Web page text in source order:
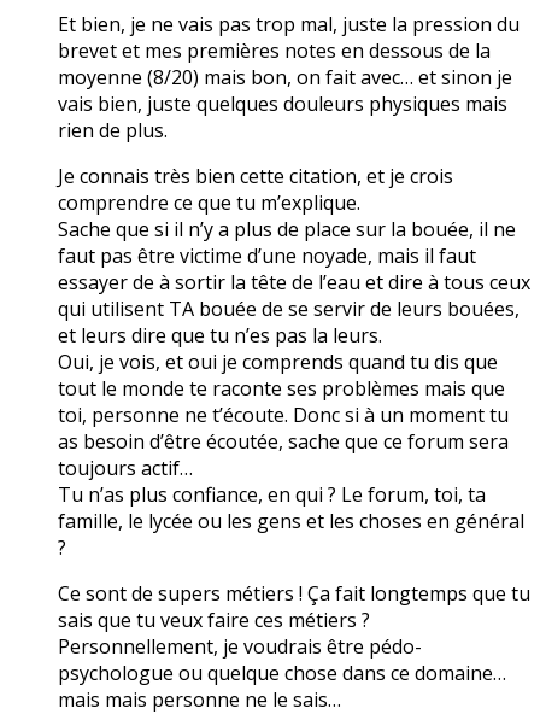
Et bien, je ne vais pas trop mal, juste la pression du
brevet et mes premières notes en dessous de la
moyenne (8/20) mais bon, on fait avec… et sinon je
vais bien, juste quelques douleurs physiques mais
rien de plus.
Je connais très bien cette citation, et je crois
comprendre ce que tu m’explique.
Sache que si il n’y a plus de place sur la bouée, il ne
faut pas être victime d’une noyade, mais il faut
essayer de à sortir la tête de l’eau et dire à tous ceux
qui utilisent TA bouée de se servir de leurs bouées,
et leurs dire que tu n’es pas la leurs.
Oui, je vois, et oui je comprends quand tu dis que
tout le monde te raconte ses problèmes mais que
toi, personne ne t’écoute. Donc si à un moment tu
as besoin d’être écoutée, sache que ce forum sera
toujours actif…
Tu n’as plus confiance, en qui ? Le forum, toi, ta
famille, le lycée ou les gens et les choses en général
?
Ce sont de supers métiers ! Ça fait longtemps que tu
sais que tu veux faire ces métiers ?
Personnellement, je voudrais être pédo-
psychologue ou quelque chose dans ce domaine…
mais mais personne ne le sais…